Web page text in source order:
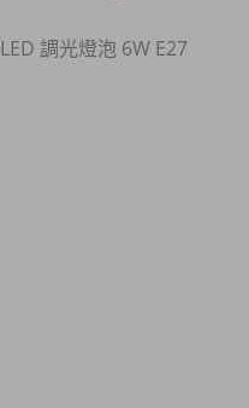
LED 調光燈泡 6W E27